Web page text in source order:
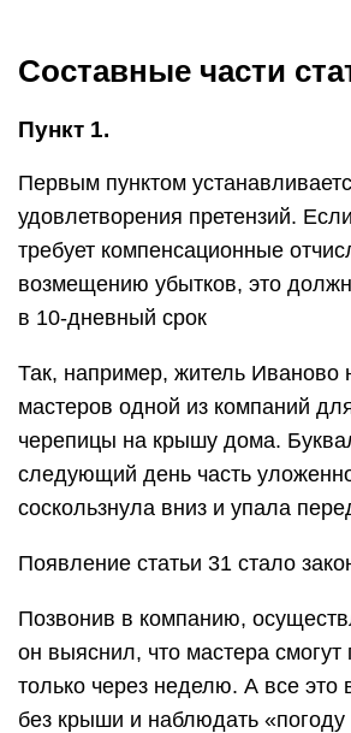
Составные части
Пункт 1.
Первым пунктом
удовлетворения претензий.
требует компенсационные
возмещению убытков, это
в 10-дневный срок
Так, например, житель Иваново
мастеров одной из компаний
черепицы на крышу дома.
следующий день часть
соскользнула вниз и упала
Появление статьи 31 стало
Позвонив в компанию,
он выяснил, что мастера смогут
только через неделю. А все это
без крыши и наблюдать «погоду